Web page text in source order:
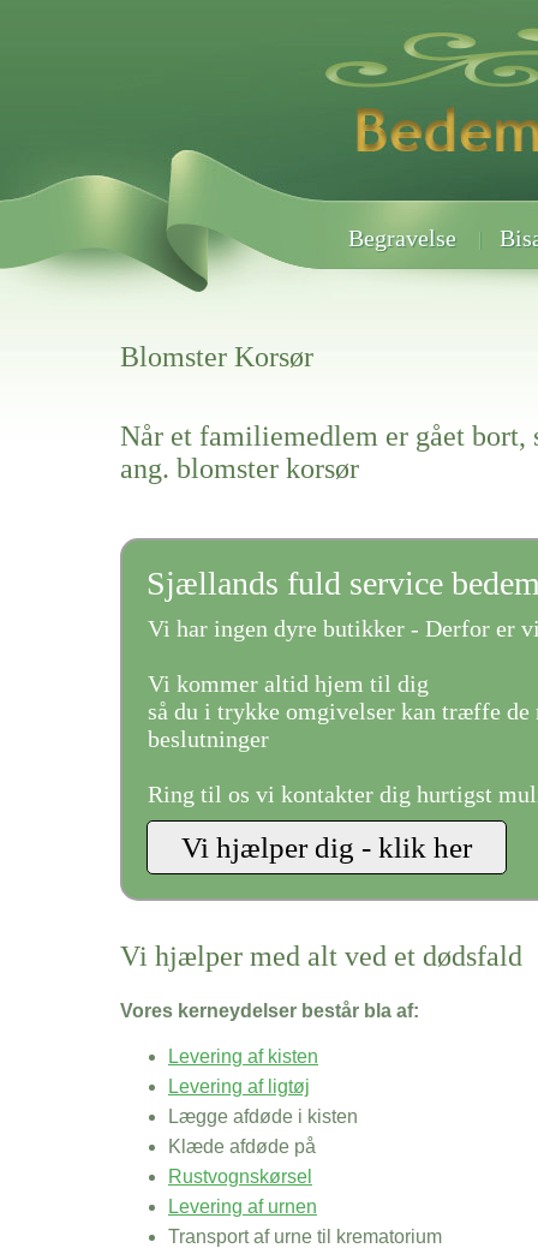
Begravelse
Blomster Korsør
Når et familiemedlem er gået bort,
ang. blomster korsør
Sjællands fuld service
Vi har ingen dyre butikker - Derfor er
Vi kommer altid hjem til dig
så du i trykke omgivelser kan træffe de
beslutninger
Ring til os vi kontakter dig hurtigst
Vi hjælper med alt ved et dødsfald
Vores kerneydelser består bla af:
Levering af kisten
Levering af ligtøj
Lægge afdøde i kisten
Klæde afdøde på
Rustvognskørsel
Levering af urnen
Transport af urne til krematorium